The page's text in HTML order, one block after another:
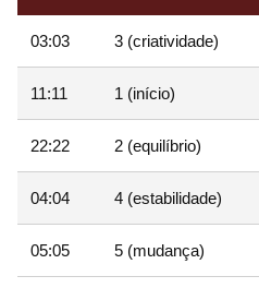
03:03 3 (criatividade)
11:11 1 (início)
22:22 2 (equilíbrio)
04:04 4 (estabilidade)
05:05 5 (mudança)